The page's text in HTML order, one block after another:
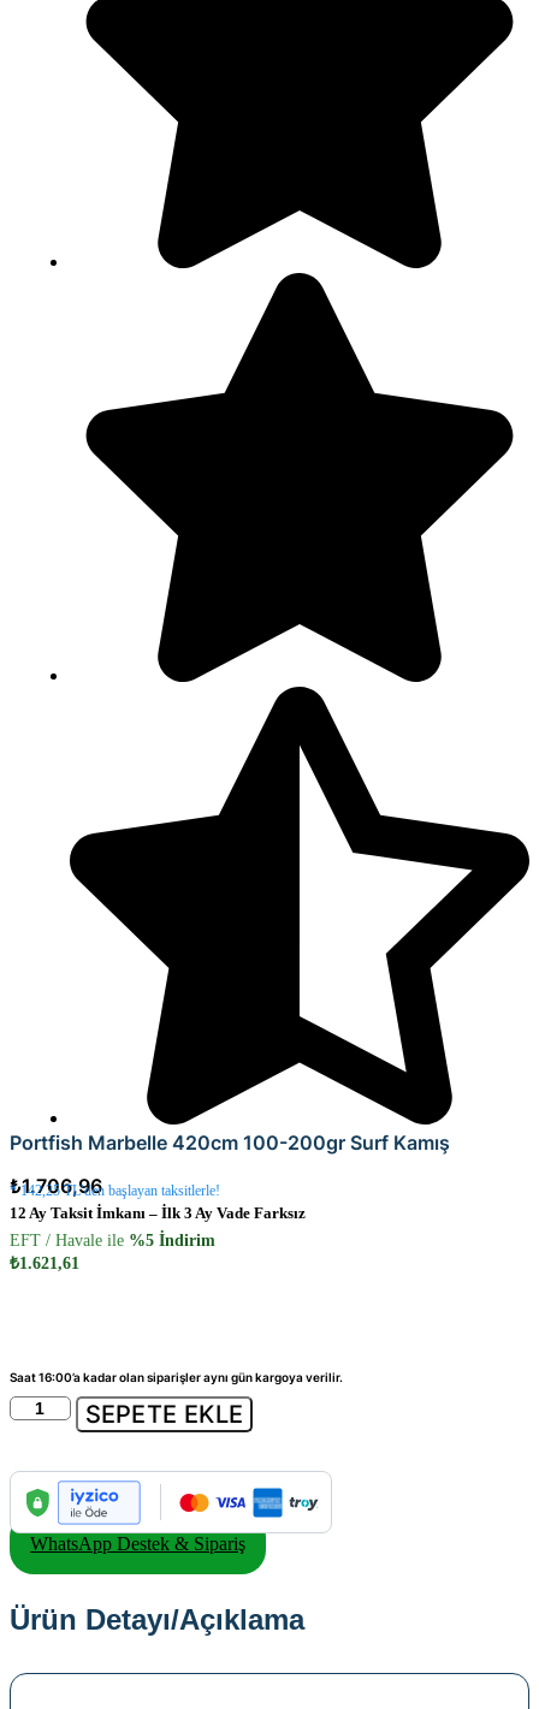
Portfish Marbelle 420cm 100-200gr Surf Kamış
₺1.706,96
* 142,25 TL’den başlayan taksitlerle!
12 Ay Taksit İmkanı – İlk 3 Ay Vade Farksız
EFT / Havale ile %5 İndirim
₺1.621,61
Saat 16:00’a kadar olan siparişler aynı gün kargoya verilir.
Portfish
100-
200gr
Surf
Kamış
adet
SEPETE EKLE
WhatsApp Destek & Sipariş
Ürün Detayı/Açıklama